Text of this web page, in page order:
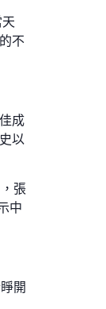
不
成
以
張
中
開